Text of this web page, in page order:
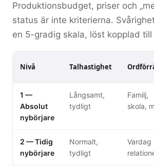
Produktionsbudget, priser och
status är inte kriterierna.
en 5-gradig skala, löst kopplad till
Nivå Talhastighet
1 —
Absolut
nybörjare
Långsamt,
tydligt
Familj,
skola,
2 — Tidig
nybörjare
Normalt,
tydligt
Vardag